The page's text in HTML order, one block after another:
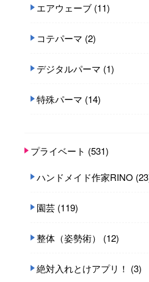
エアウェーブ (11)
コテパーマ (2)
デジタルパーマ (1)
特殊パーマ (14)
プライベート (531)
ハンドメイド作家RINO
園芸 (119)
整体（姿勢術） (12)
絶対入れとけアプリ！ (3)